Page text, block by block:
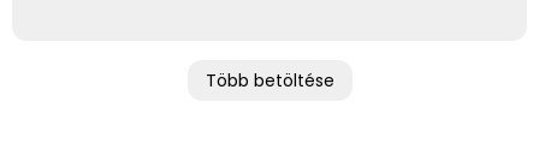
Több betöltése